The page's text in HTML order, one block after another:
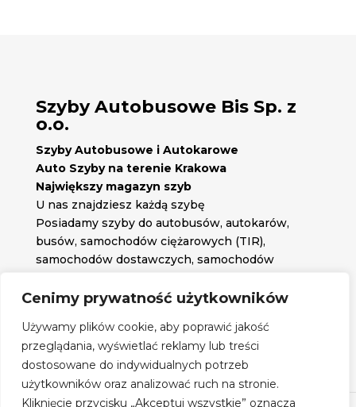
Cenimy prywatność użytkowników
Używamy plików cookie, aby poprawić jakość
przeglądania, wyświetlać reklamy lub treści
dostosowane do indywidualnych potrzeb
użytkowników oraz analizować ruch na stronie.
Kliknięcie przycisku „Akceptuj wszystkie” oznacza
Szyby Autobusowe Bis Sp. z
o.o.
Szyby Autobusowe i Autokarowe
Auto Szyby na terenie Krakowa
Największy magazyn szyb
U nas znajdziesz każdą szybę
Posiadamy szyby do autobusów, autokarów,
busów, samochodów ciężarowych (TIR),
samochodów dostawczych, samochodów
potrzebujesz.
Znajdź nas na: 
Obserwuj nas na:
Regulamin zakupów